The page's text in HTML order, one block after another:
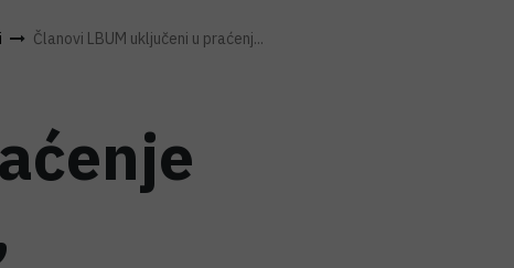
Članovi LBUM uključeni u praćenj...